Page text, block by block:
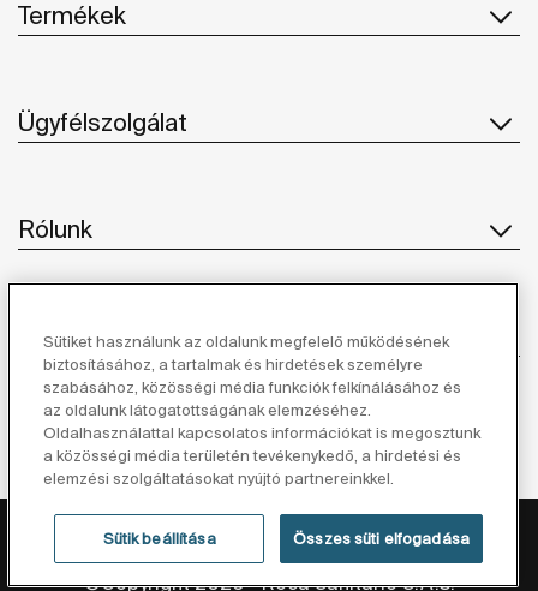
Termékek
Ügyfélszolgálat
Rólunk
Ihlet
Kövessen minket
Adatvédelmi Tájékoztató
©Copyright 2026 - Roca Sanitario S.A.U.
Sütiket használunk az oldalunk megfelelő működésének
biztosításához, a tartalmak és hirdetések személyre
szabásához, közösségi média funkciók felkínálásához és
az oldalunk látogatottságának elemzéséhez.
Oldalhasználattal kapcsolatos információkat is megosztunk
a közösségi média területén tevékenykedő, a hirdetési és
elemzési szolgáltatásokat nyújtó partnereinkkel.
Sütik beállítása Összes süti elfogadása